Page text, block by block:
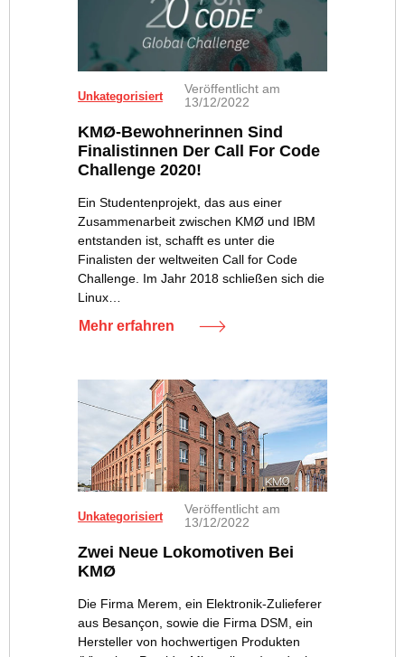
Unkategorisiert
Veröffentlicht am
13/12/2022
KMØ-Bewohnerinnen Sind
Finalistinnen Der Call For Code
Challenge 2020!
Ein Studentenprojekt, das aus einer
Zusammenarbeit zwischen KMØ und IBM
entstanden ist, schafft es unter die
Finalisten der weltweiten Call for Code
Challenge. Im Jahr 2018 schließen sich die
Linux…
Mehr erfahren
Unkategorisiert
Veröffentlicht am
13/12/2022
Zwei Neue Lokomotiven Bei
KMØ
Die Firma Merem, ein Elektronik-Zulieferer
aus Besançon, sowie die Firma DSM, ein
Hersteller von hochwertigen Produkten